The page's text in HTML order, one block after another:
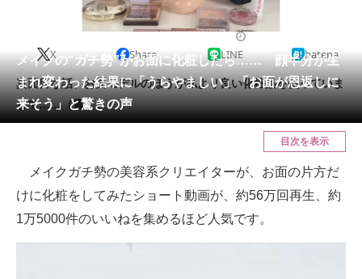
リサーチ
会員記事
メディア
注目記事を集めた総合ページ
スマホと通信の最新トレンド
メイクの“ガチ勢”がお面に化粧したら…… 顔半分が生
まれ変わった結果に「うらやましい」「お面が恩返しに
来そう」と驚きの声
X Share LINE hatena
真面目な話、お面モデルのほうが私より良い化粧品を使っていま
して……（震）。
目次を表示
メイクガチ勢の美容系クリエイターが、お面の片方だ
けに化粧をしてみたショート動画が、約56万回再生、約
1万5000件のいいねを集めるほど人気です。